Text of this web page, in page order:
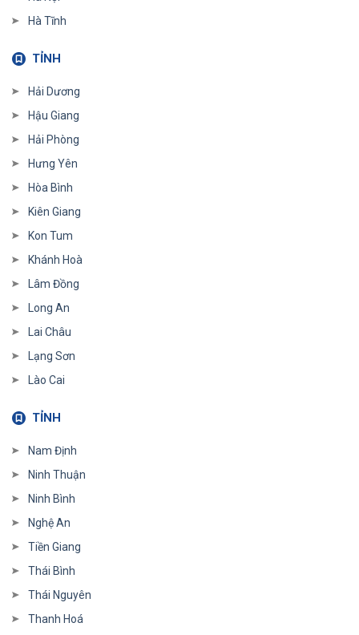
Hà Tĩnh
TỈNH
Hải Dương
Hậu Giang
Hải Phòng
Hưng Yên
Hòa Bình
Kiên Giang
Kon Tum
Khánh Hoà
Lâm Đồng
Long An
Lai Châu
Lạng Sơn
Lào Cai
TỈNH
Nam Định
Ninh Thuận
Ninh Bình
Nghệ An
Tiền Giang
Thái Bình
Thái Nguyên
Thanh Hoá